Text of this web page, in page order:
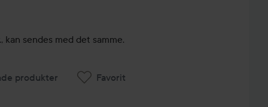
sendes med det samme.
produkter Favorit